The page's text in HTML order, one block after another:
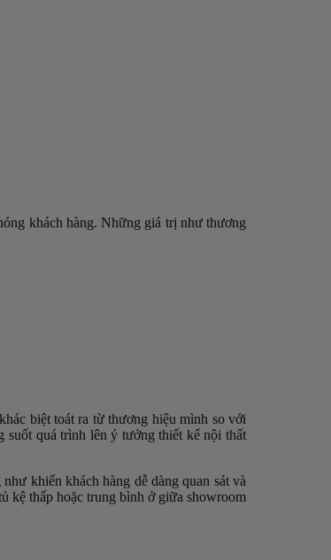
khách hàng. Những giá trị như thương
biệt toát ra từ thương hiệu mình so với
suốt quá trình lên ý tưởng thiết kế nội thất
khiến khách hàng dễ dàng quan sát và
kệ thấp hoặc trung bình ở giữa showroom